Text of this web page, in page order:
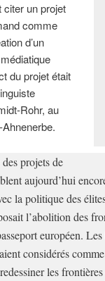
citer un projet
comme
d’un
du projet était
Rohr, au
projets de
aujourd’hui
la politique des
l’abolition des
européen.
considérés
les